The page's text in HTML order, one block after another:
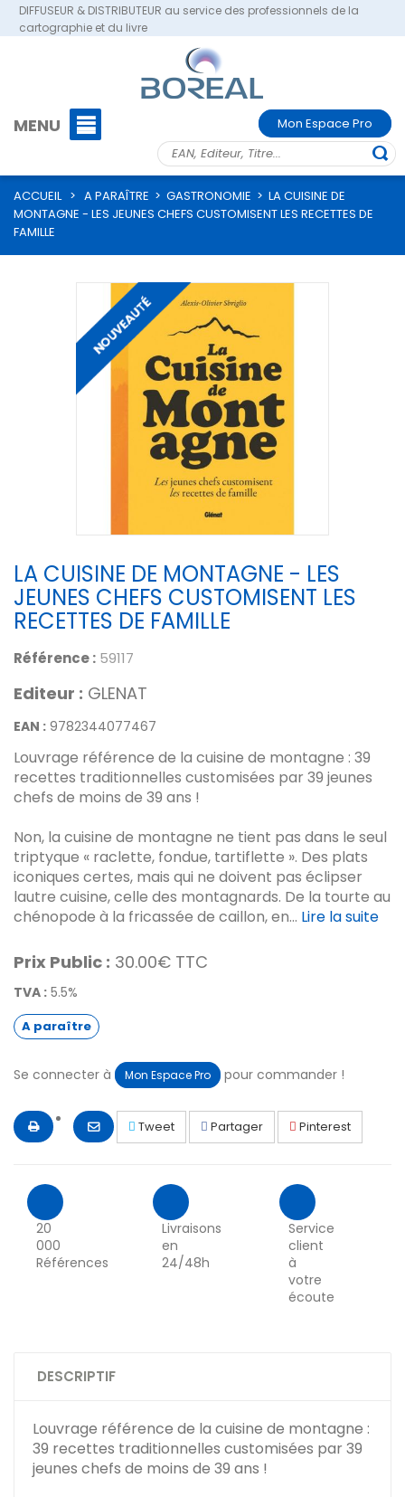
DIFFUSEUR & DISTRIBUTEUR au service des professionnels de la
cartographie et du livre
MENU Mon Espace Pro
ACCUEIL > A PARAÎTRE > GASTRONOMIE > LA CUISINE DE
MONTAGNE - LES JEUNES CHEFS CUSTOMISENT LES RECETTES DE
FAMILLE
LA CUISINE DE MONTAGNE - LES
JEUNES CHEFS CUSTOMISENT LES
RECETTES DE FAMILLE
Référence : 59117
Editeur : GLENAT
EAN : 9782344077467
Louvrage référence de la cuisine de montagne : 39
recettes traditionnelles customisées par 39 jeunes
chefs de moins de 39 ans !
Non, la cuisine de montagne ne tient pas dans le seul
triptyque « raclette, fondue, tartiflette ». Des plats
iconiques certes, mais qui ne doivent pas éclipser
lautre cuisine, celle des montagnards. De la tourte au
chénopode à la fricassée de caillon, en... Lire la suite
Prix Public : 30.00€ TTC
TVA : 5.5%
A paraître
Se connecter à Mon Espace Pro pour commander !
Tweet Partager Pinterest
20
000
Références
Livraisons
en
24/48h
Service
client
à
votre
écoute
DESCRIPTIF
Louvrage référence de la cuisine de montagne :
39 recettes traditionnelles customisées par 39
jeunes chefs de moins de 39 ans !